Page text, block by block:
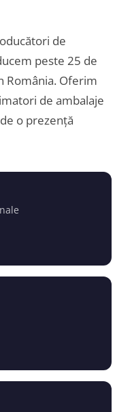
de
peste 25 de
România. Oferim
de ambalaje
o prezență